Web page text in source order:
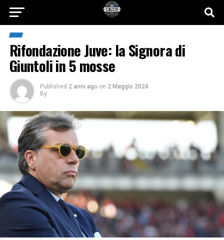
Rifondazione Juve: la Signora di
Giuntoli in 5 mosse
Published 2 anni ago on 2 Maggio 2024
By